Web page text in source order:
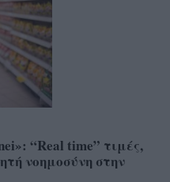
“Real time” τιμές,
νοημοσύνη στην